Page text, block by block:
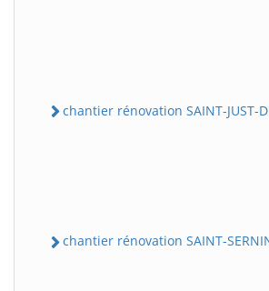
chantier rénovation SAINT-JUST-
chantier rénovation SAINT-